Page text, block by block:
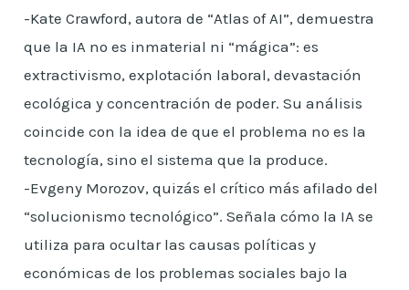
-Kate Crawford, autora de “Atlas of AI”, demuestra
que la IA no es inmaterial ni “mágica”: es
extractivismo, explotación laboral, devastación
ecológica y concentración de poder. Su análisis
coincide con la idea de que el problema no es la
tecnología, sino el sistema que la produce.
-Evgeny Morozov, quizás el crítico más afilado del
“solucionismo tecnológico”. Señala cómo la IA se
utiliza para ocultar las causas políticas y
económicas de los problemas sociales bajo la